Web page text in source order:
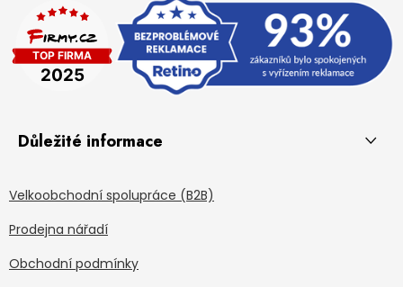
Důležité informace
Velkoobchodní spolupráce (B2B)
Prodejna nářadí
Obchodní podmínky